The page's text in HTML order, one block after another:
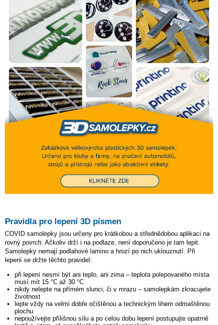
Pravidla pro lepení 3D písmen
COVID samolepky jsou určeny pro krátkobou a střednědobou aplikaci na
rovný povrch. Ačkoliv drží i na podlaze, není doporučeno je tam lepit.
Samolepky nemají podlahové lamino a hrozí po nich uklouznutí. Při
lepení se držte těchto pravidel:
při lepení nesmí být ani teplo, ani zima – teplota polepovaného místa
musí mít 15 °C až 30 °C
nikdy nelepte na přímém slunci, či v mrazu – samolepkám zkracujete
životnost
lepte vždy na velmi dobře očištěnou a technickým lihem odmaštěnou
plochu
nepoužívejte přílišnou sílu a po celou dobu lepení postupujte opatrně